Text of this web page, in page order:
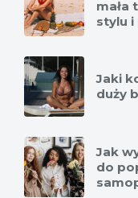
mała
stylu i
Jaki
duży
Jak
do